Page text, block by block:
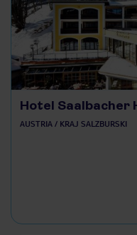
Hotel Saalbacher
AUSTRIA / KRAJ SALZBURSKI